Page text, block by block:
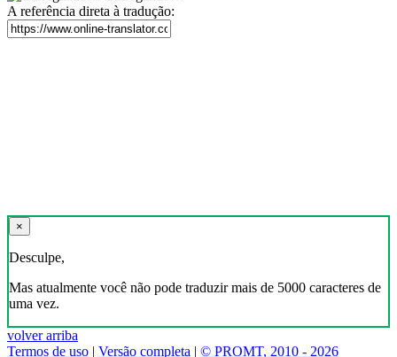
A referência direta à tradução:
×
Desculpe,
Mas atualmente você não pode traduzir mais de 5000 caracteres de
uma vez.
volver arriba
Termos de uso | Versão completa | © PROMT, 2010 - 2026